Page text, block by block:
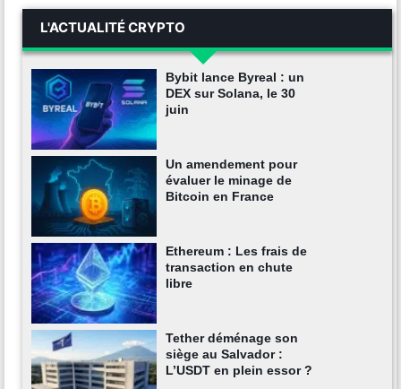
L'ACTUALITÉ CRYPTO
Bybit lance Byreal : un
DEX sur Solana, le 30
juin
Un amendement pour
évaluer le minage de
Bitcoin en France
Ethereum : Les frais de
transaction en chute
libre
Tether déménage son
siège au Salvador :
L’USDT en plein essor ?